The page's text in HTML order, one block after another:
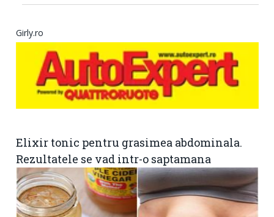
Girly.ro
Elixir tonic pentru grasimea abdominala.
Rezultatele se vad intr-o saptamana